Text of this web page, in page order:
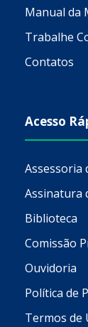
Manual da
Trabalhe
Contatos
Acesso
Assessoria
Assinatura
Biblioteca
Comissão
Ouvidoria
Política de
Termos de